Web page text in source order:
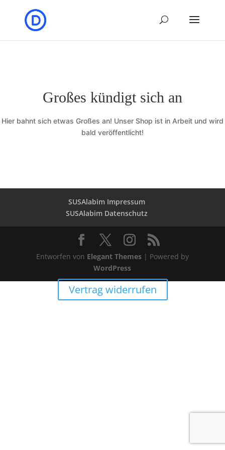
Großes kündigt sich an
Hier bahnt sich etwas Großes an! Unser Shop ist in Arbeit und wird
bald veröffentlicht!
SUSAlabim Impressum
SUSAlabim Datenschutz
Entworfen von Elegant Themes| Powered by
WordPress
Vertrag widerrufen